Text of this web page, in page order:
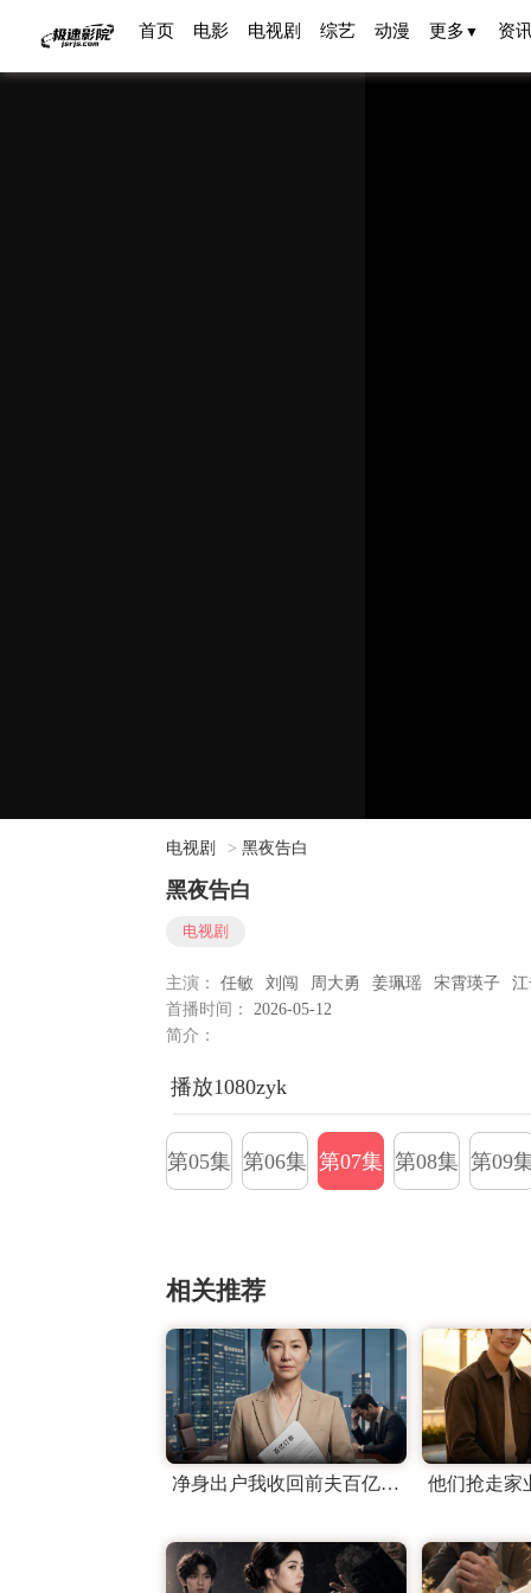
首页 电影 电视剧 综艺 动漫 更多 ▼ 资
电视剧 > 黑夜告白
黑夜告白
电视剧
主演： 任敏 刘闯 周大勇 姜珮瑶 宋霄瑛子
首播时间：
2026-05-12
简介：
播放1080zyk
第05集 第06集 第07集 第08集 第09
相关推荐
净身出户我收回前夫百亿订单